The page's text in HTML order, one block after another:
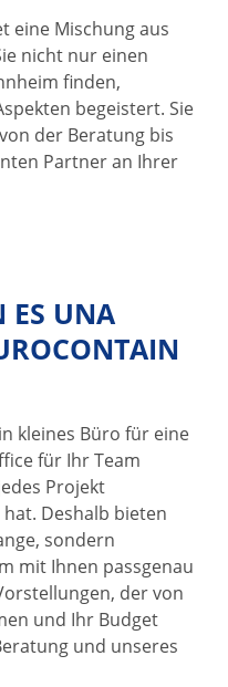
eine Mischung aus
nicht nur einen
finden,
begeistert. Sie
der Beratung bis
Partner an Ihrer
ES UNA
kleines Büro für eine
für Ihr Team
Projekt
Deshalb bieten
sondern
mit Ihnen passgenau
der von
und Ihr Budget
und unseres